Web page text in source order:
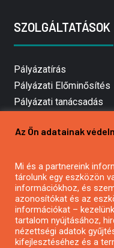
SZOLGÁLTATÁSOK
Pályázatírás
Pályázati Előminősítés
Pályázati tanácsadás
Mezőgazdasági
Pályázatírás civil
Pályázatírás
Pályázatfigyelés
Specifikus
Az Ön adatainak
Mi és a partnereink
tárolunk egy eszközön
információkhoz, és
azonosítókat és az
információkat –
tartalom nyújtásához,
nézettségi adatok
kifejlesztéséhez és a